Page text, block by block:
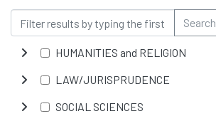
Search
HUMANITIES and RELIGION
LAW/JURISPRUDENCE
SOCIAL SCIENCES